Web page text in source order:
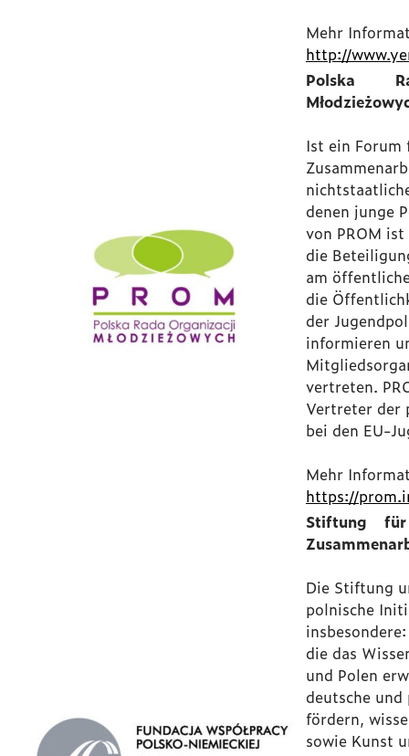
Mehr
http://
Polska
Ist ein Forum
denen junge
von PROM
die
am
die
der
informieren
vertreten.
Vertreter der
bei den EU-
Mehr
https://
Stiftung für
Die Stiftung
polnische
die das
und Polen
deutsche und
fördern,
sowie Kunst